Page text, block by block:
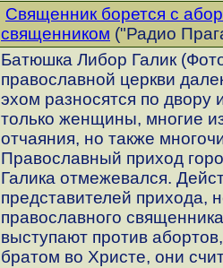
Священник борется с
священником ("Радио
Батюшка Либор Галик
православной церкви
эхом разносятся по
только женщины, многие
отчаяния, но также
Православный приход
Галика отмежевался.
представителей прихода,
православного
выступают против
братом во Христе, они